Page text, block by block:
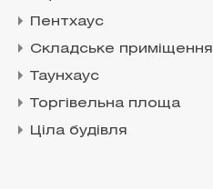
Пентхаус
Складське приміщення
Таунхаус
Торгівельна площа
Ціла будівля